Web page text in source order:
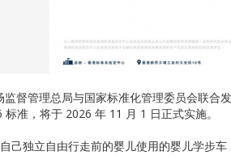
督管理总局与国家标准化管理委员会联
准，将于 2026 年 11 月 1 日正式实施。
己独立自由行走前的婴儿使用的婴儿学步车